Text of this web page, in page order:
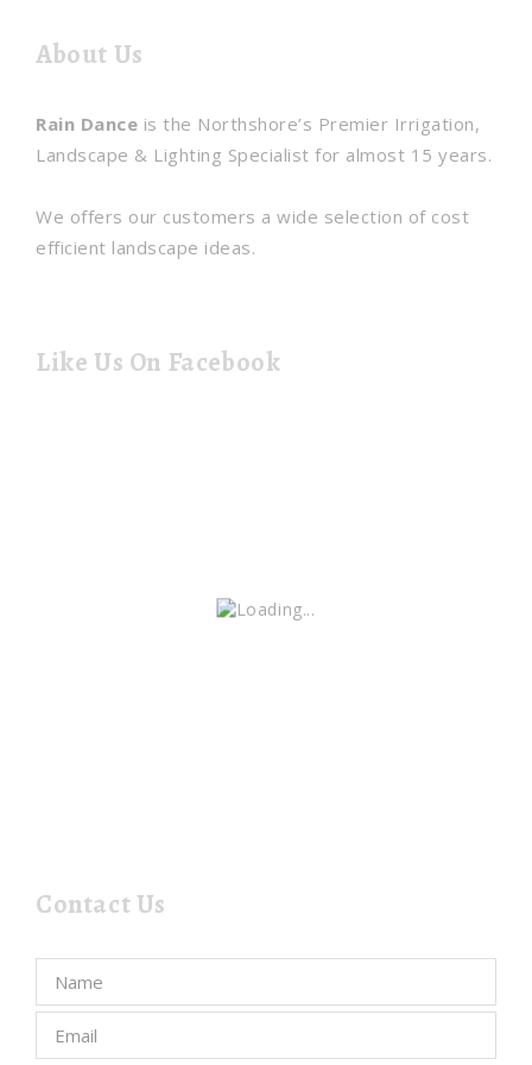
About Us
Rain Dance is the Northshore’s Premier Irrigation,
Landscape & Lighting Specialist for almost 15 years.
We offers our customers a wide selection of cost
efficient landscape ideas.
Like Us On Facebook
Contact Us